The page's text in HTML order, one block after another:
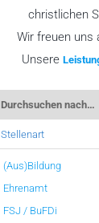
christlichen
Wir freuen uns
Unsere
Durchsuchen nach…
Stellenart
(Aus)Bildung
Ehrenamt
FSJ / BuFDi